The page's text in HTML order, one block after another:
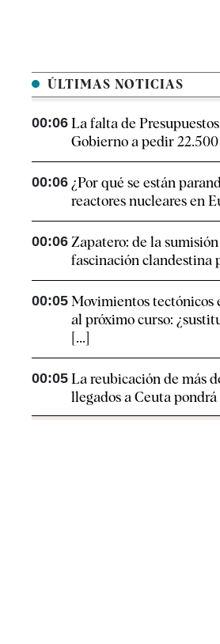
ÚLTIMAS NOTICIAS
00:06 La falta de
Gobierno a pedir
00:06 ¿Por qué se están
reactores nucleares en
00:06 Zapatero: de la
fascinación clandestina
00:05 Movimientos tectónicos
al próximo curso:
[...]
00:05 La reubicación de más
llegados a Ceuta pondrá